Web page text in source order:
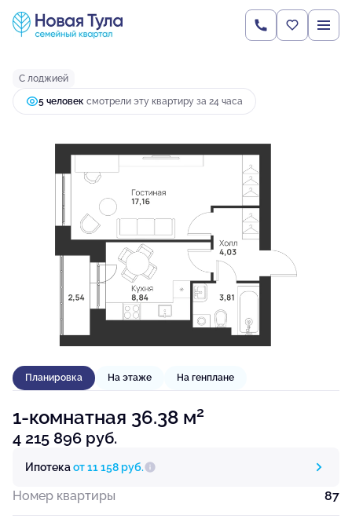
1-комнатная36.38 м 4 215 896 руб.
Ипотекаот 11 158 руб.
С лоджией
5 человек смотрели эту квартиру за 24 часа
Планировка На этаже На генплане
1-комнатная 36.38 м2
4 215 896 руб.
Ипотекаот 11 158 руб.
Номер квартиры 87